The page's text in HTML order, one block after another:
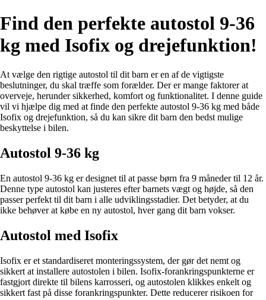
Find den perfekte autostol 9-36
kg med Isofix og drejefunktion!
At vælge den rigtige autostol til dit barn er en af de vigtigste
beslutninger, du skal træffe som forælder. Der er mange faktorer at
overveje, herunder sikkerhed, komfort og funktionalitet. I denne guide
vil vi hjælpe dig med at finde den perfekte autostol 9-36 kg med både
Isofix og drejefunktion, så du kan sikre dit barn den bedst mulige
beskyttelse i bilen.
Autostol 9-36 kg
En autostol 9-36 kg er designet til at passe børn fra 9 måneder til 12 år.
Denne type autostol kan justeres efter barnets vægt og højde, så den
passer perfekt til dit barn i alle udviklingsstadier. Det betyder, at du
ikke behøver at købe en ny autostol, hver gang dit barn vokser.
Autostol med Isofix
Isofix er et standardiseret monteringssystem, der gør det nemt og
sikkert at installere autostolen i bilen. Isofix-forankringspunkterne er
fastgjort direkte til bilens karrosseri, og autostolen klikkes enkelt og
sikkert fast på disse forankringspunkter. Dette reducerer risikoen for